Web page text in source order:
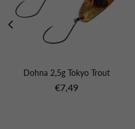
Dohna 2,5g Tokyo Trout
Normaler
€7,49